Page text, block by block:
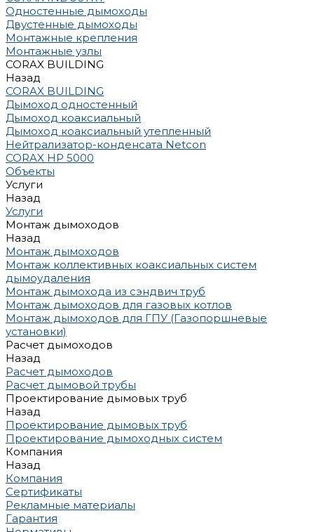
Одностенные дымоходы
Двустенные дымоходы
Монтажные крепления
Монтажные узлы
CORAX BUILDING
Назад
CORAX BUILDING
Дымоход одностенный
Дымоход коаксиальный
Дымоход коаксиальный утепленный
Нейтрализатор-конденсата Netcon
CORAX HP 5000
Объекты
Услуги
Назад
Услуги
Монтаж дымоходов
Назад
Монтаж дымоходов
Монтаж коллективных коаксиальных систем
дымоудаления
Монтаж дымохода из сэндвич труб
Монтаж дымоходов для газовых котлов
Монтаж дымоходов для ГПУ (Газопоршневые
установки)
Расчет дымоходов
Назад
Расчет дымоходов
Расчет дымовой трубы
Проектирование дымовых труб
Назад
Проектирование дымовых труб
Проектирование дымоходных систем
Компания
Назад
Компания
Сертификаты
Рекламные материалы
Гарантия